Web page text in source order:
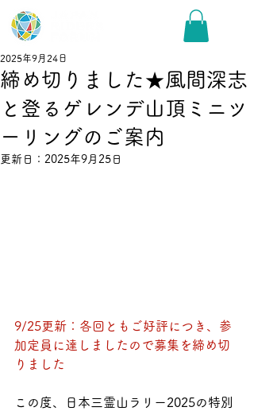
締め切りました★風間深志
と登るゲレンデ山頂ミニツ
ーリングのご案内
2025年9月24日
更新日： 2025年9月25日
9/25更新：各回ともご好評につき、参
加定員に達しましたので募集を締め切
りました
この度、日本三霊山ラリー2025の特別